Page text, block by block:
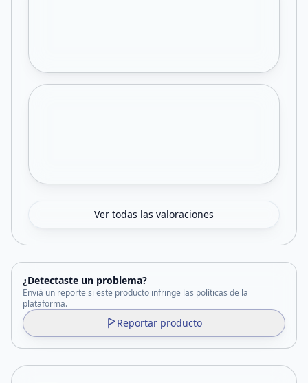
Ver todas las valoraciones
¿Detectaste un problema?
Enviá un reporte si este producto infringe las políticas de la
plataforma.
Reportar producto